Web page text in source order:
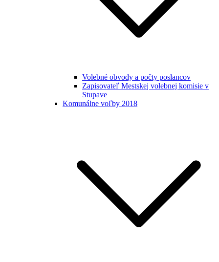
Volebné obvody a počty poslancov
Zapisovateľ Mestskej volebnej komisie v
Stupave
Komunálne voľby 2018